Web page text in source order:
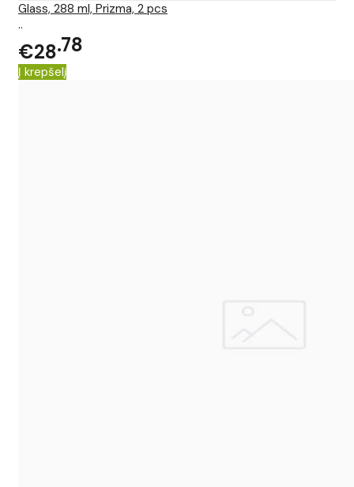
Glass, 288 ml, Prizma, 2 pcs
..
€28 78
Į krepšelį